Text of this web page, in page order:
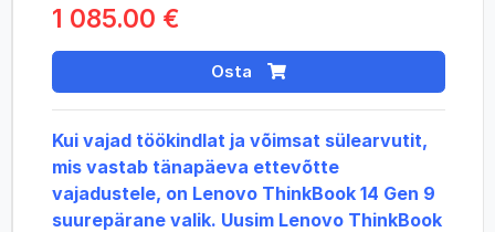
1 085.00 €
Osta
Kui vajad töökindlat ja võimsat sülearvutit,
mis vastab tänapäeva ettevõtte
vajadustele, on Lenovo ThinkBook 14 Gen 9
suurepärane valik. Uusim Lenovo ThinkBook